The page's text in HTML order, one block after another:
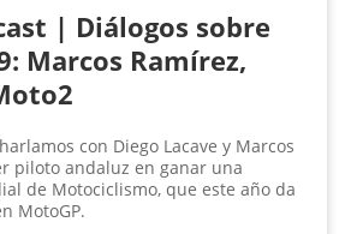
| Diálogos sobre
Marcos Ramírez,
con Diego Lacave y Marcos
piloto andaluz en ganar una
de Motociclismo, que este año da
MotoGP.